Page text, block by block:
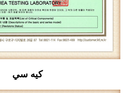
كيه سي